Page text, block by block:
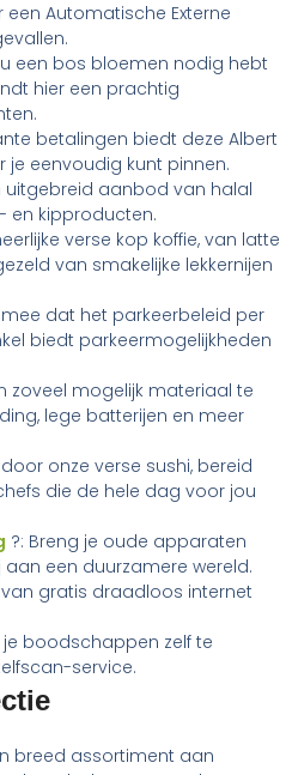
een Automatische Externe
een bos bloemen nodig hebt
hier een prachtig
betalingen biedt deze Albert
eenvoudig kunt pinnen.
uitgebreid aanbod van halal
en kipproducten.
verse kop koffie, van latte
van smakelijke lekkernijen
mee dat het parkeerbeleid per
biedt parkeermogelijkheden
zoveel mogelijk materiaal te
lege batterijen en meer
onze verse sushi, bereid
die de hele dag voor jou
?: Breng je oude apparaten
een duurzamere wereld.
van gratis draadloos internet
boodschappen zelf te
service.
breed assortiment aan